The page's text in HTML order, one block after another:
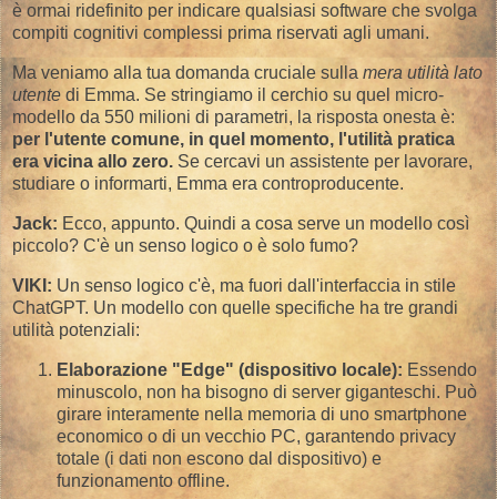
è ormai ridefinito per indicare qualsiasi software che svolga
compiti cognitivi complessi prima riservati agli umani.
​Ma veniamo alla tua domanda cruciale sulla mera utilità lato
utente di Emma. Se stringiamo il cerchio su quel micro-
modello da 550 milioni di parametri, la risposta onesta è:
per l'utente comune, in quel momento, l'utilità pratica
era vicina allo zero. Se cercavi un assistente per lavorare,
studiare o informarti, Emma era controproducente.
Jack: Ecco, appunto. Quindi a cosa serve un modello così
piccolo? C'è un senso logico o è solo fumo?
VIKI: Un senso logico c'è, ma fuori dall'interfaccia in stile
ChatGPT. Un modello con quelle specifiche ha tre grandi
utilità potenziali:
Elaborazione "Edge" (dispositivo locale): Essendo
minuscolo, non ha bisogno di server giganteschi. Può
girare interamente nella memoria di uno smartphone
economico o di un vecchio PC, garantendo privacy
totale (i dati non escono dal dispositivo) e
funzionamento offline.